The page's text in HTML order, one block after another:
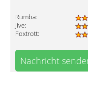
Rumba:
Jive:
Foxtrott:
Nachricht